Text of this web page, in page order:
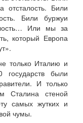
отсталость. Били
Били буржуи
Или мы за
который Европа
только Италию и
были
И только
Сталина стеной
самых жутких и
чумы.